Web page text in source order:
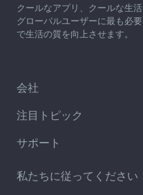
クールなアプリ、クールな生活
グローバルユーザーに最も必
で生活の質を向上させます。
会社
注目トピック
サポート
私たちに従ってください